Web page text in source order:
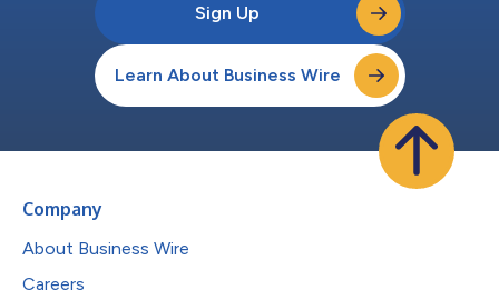
Sign Up
Learn About Business Wire
Company
About Business Wire
Careers